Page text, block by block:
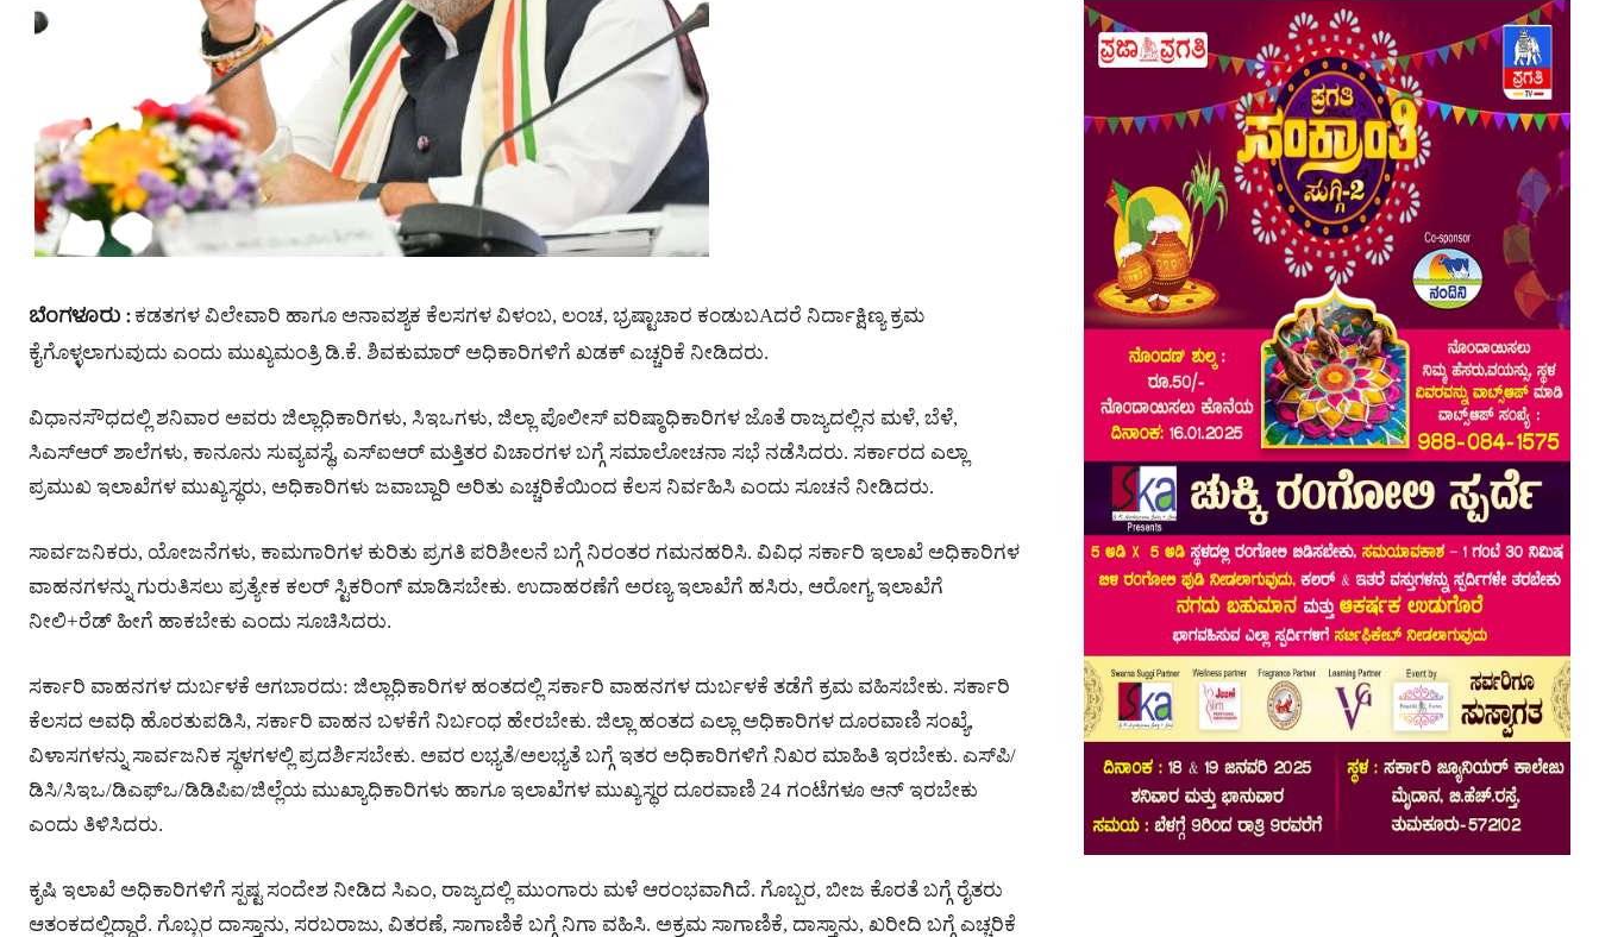
ಬೆಂಗಳೂರು :ಕಡತಗಳ ವಿಲೇವಾರಿ ಹಾಗೂ ಅನಾವಶ್ಯಕ ಕೆಲಸಗಳ ವಿಳಂಬ, ಲಂಚ, ಭ್ರಷ್ಟಾಚಾರ ಕಂಡುಬAದರೆ ನಿರ್ದಾಕ್ಷಿಣ್ಯ ಕ್ರಮ
ಕೈಗೊಳ್ಳಲಾಗುವುದು ಎಂದು ಮುಖ್ಯಮಂತ್ರಿ ಡಿ.ಕೆ. ಶಿವಕುಮಾರ್ ಅಧಿಕಾರಿಗಳಿಗೆ ಖಡಕ್ ಎಚ್ಚರಿಕೆ ನೀಡಿದರು.
ವಿಧಾನಸೌಧದಲ್ಲಿ ಶನಿವಾರ ಅವರು ಜಿಲ್ಲಾಧಿಕಾರಿಗಳು, ಸಿಇಒಗಳು, ಜಿಲ್ಲಾ ಪೊಲೀಸ್ ವರಿಷ್ಠಾಧಿಕಾರಿಗಳ ಜೊತೆ ರಾಜ್ಯದಲ್ಲಿನ ಮಳೆ, ಬೆಳೆ,
ಸಿಎಸ್‌ಆರ್ ಶಾಲೆಗಳು, ಕಾನೂನು ಸುವ್ಯವಸ್ಥೆ, ಎಸ್‌ಐಆರ್ ಮತ್ತಿತರ ವಿಚಾರಗಳ ಬಗ್ಗೆ ಸಮಾಲೋಚನಾ ಸಭೆ ನಡೆಸಿದರು. ಸರ್ಕಾರದ ಎಲ್ಲಾ
ಪ್ರಮುಖ ಇಲಾಖೆಗಳ ಮುಖ್ಯಸ್ಥರು, ಅಧಿಕಾರಿಗಳು ಜವಾಬ್ದಾರಿ ಅರಿತು ಎಚ್ಚರಿಕೆಯಿಂದ ಕೆಲಸ ನಿರ್ವಹಿಸಿ ಎಂದು ಸೂಚನೆ ನೀಡಿದರು.
ಸಾರ್ವಜನಿಕರು, ಯೋಜನೆಗಳು, ಕಾಮಗಾರಿಗಳ ಕುರಿತು ಪ್ರಗತಿ ಪರಿಶೀಲನೆ ಬಗ್ಗೆ ನಿರಂತರ ಗಮನಹರಿಸಿ. ವಿವಿಧ ಸರ್ಕಾರಿ ಇಲಾಖೆ ಅಧಿಕಾರಿಗಳ
ವಾಹನಗಳನ್ನು ಗುರುತಿಸಲು ಪ್ರತ್ಯೇಕ ಕಲರ್ ಸ್ಟಿಕರಿಂಗ್ ಮಾಡಿಸಬೇಕು. ಉದಾಹರಣೆಗೆ ಅರಣ್ಯ ಇಲಾಖೆಗೆ ಹಸಿರು, ಆರೋಗ್ಯ ಇಲಾಖೆಗೆ
ನೀಲಿ+ರೆಡ್ ಹೀಗೆ ಹಾಕಬೇಕು ಎಂದು ಸೂಚಿಸಿದರು.
ಸರ್ಕಾರಿ ವಾಹನಗಳ ದುರ್ಬಳಕೆ ಆಗಬಾರದು: ಜಿಲ್ಲಾಧಿಕಾರಿಗಳ ಹಂತದಲ್ಲಿ ಸರ್ಕಾರಿ ವಾಹನಗಳ ದುರ್ಬಳಕೆ ತಡೆಗೆ ಕ್ರಮ ವಹಿಸಬೇಕು. ಸರ್ಕಾರಿ
ಕೆಲಸದ ಅವಧಿ ಹೊರತುಪಡಿಸಿ, ಸರ್ಕಾರಿ ವಾಹನ ಬಳಕೆಗೆ ನಿರ್ಬಂಧ ಹೇರಬೇಕು. ಜಿಲ್ಲಾ ಹಂತದ ಎಲ್ಲಾ ಅಧಿಕಾರಿಗಳ ದೂರವಾಣಿ ಸಂಖ್ಯೆ,
ವಿಳಾಸಗಳನ್ನು ಸಾರ್ವಜನಿಕ ಸ್ಥಳಗಳಲ್ಲಿ ಪ್ರದರ್ಶಿಸಬೇಕು. ಅವರ ಲಭ್ಯತೆ/ಅಲಭ್ಯತೆ ಬಗ್ಗೆ ಇತರ ಅಧಿಕಾರಿಗಳಿಗೆ ನಿಖರ ಮಾಹಿತಿ ಇರಬೇಕು. ಎಸ್‌ಪಿ/
ಡಿಸಿ/ಸಿಇಒ/ಡಿಎಫ್‌ಒ/ಡಿಡಿಪಿಐ/ಜಿಲ್ಲೆಯ ಮುಖ್ಯಾಧಿಕಾರಿಗಳು ಹಾಗೂ ಇಲಾಖೆಗಳ ಮುಖ್ಯಸ್ಥರ ದೂರವಾಣಿ 24 ಗಂಟೆಗಳೂ ಆನ್ ಇರಬೇಕು
ಎಂದು ತಿಳಿಸಿದರು.
ಕೃಷಿ ಇಲಾಖೆ ಅಧಿಕಾರಿಗಳಿಗೆ ಸ್ಪಷ್ಟ ಸಂದೇಶ ನೀಡಿದ ಸಿಎಂ, ರಾಜ್ಯದಲ್ಲಿ ಮುಂಗಾರು ಮಳೆ ಆರಂಭವಾಗಿದೆ. ಗೊಬ್ಬರ, ಬೀಜ ಕೊರತೆ ಬಗ್ಗೆ ರೈತರು
ಆತಂಕದಲ್ಲಿದ್ದಾರೆ. ಗೊಬ್ಬರ ದಾಸ್ತಾನು, ಸರಬರಾಜು, ವಿತರಣೆ, ಸಾಗಾಣಿಕೆ ಬಗ್ಗೆ ನಿಗಾ ವಹಿಸಿ. ಅಕ್ರಮ ಸಾಗಾಣಿಕೆ, ದಾಸ್ತಾನು, ಖರೀದಿ ಬಗ್ಗೆ ಎಚ್ಚರಿಕೆ